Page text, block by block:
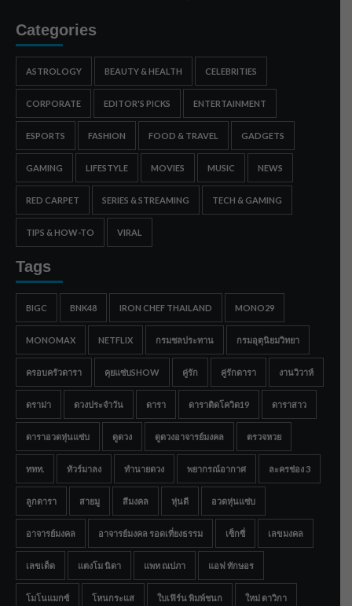
Categories
ASTROLOGY BEAUTY & HEALTH CELEBRITIES
CORPORATE EDITOR'S PICKS ENTERTAINMENT
ESPORTS FASHION FOOD & TRAVEL GADGETS
GAMING LIFESTYLE MOVIES MUSIC NEWS
RED CARPET SERIES & STREAMING TECH & GAMING
TIPS & HOW-TO VIRAL
Tags
BIGC BNK48 IRON CHEF THAILAND MONO29
MONOMAX NETFLIX กรมชลประทาน กรมอุตุนิยมวิทยา
ครอบครัวดารา คุยแซ่บSHOW คู่รัก คู่รักดารา งานวิวาห์
ดราม่า ดวงประจำวัน ดารา ดาราติดโควิด19 ดาราสาว
ดาราอวดหุ่นแซ่บ ดูดวง ดูดวงอาจารย์มงคล ตรวจหวย
ททท. ทัวร์มาลง ทำนายดวง พยากรณ์อากาศ ละครช่อง 3
ลูกดารา สายมู สีมงคล หุ่นดี อวดหุ่นแซ่บ
อาจารย์มงคล อาจารย์มงคล รอดเที่ยงธรรม เซ็กซี่ เลขมงคล
เลขเด็ด แตงโม นิดา แพท ณปภา แอฟ ทักษอร
โมโนแมกซ์ โหนกระแส ใบเฟิร์น พิมพ์ชนก ใหม่ ดาวิกา